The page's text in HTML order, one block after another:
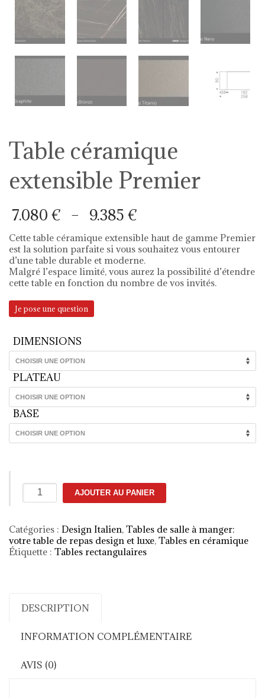
Table céramique
extensible Premier
7.080 € – 9.385 €
prix :
7.080 €
à
9.385 €
Cette table céramique extensible haut de gamme Premier
est la solution parfaite si vous souhaitez vous entourer
d’une table durable et moderne.
Malgré l’espace limité, vous aurez la possibilité d’étendre
cette table en fonction du nombre de vos invités.
Je pose une question
DIMENSIONS
PLATEAU
BASE
quantité
extensible
Premier
AJOUTER AU PANIER
Catégories : Design Italien, Tables de salle à manger:
votre table de repas design et luxe, Tables en céramique
Étiquette : Tables rectangulaires
DESCRIPTION
INFORMATION COMPLÉMENTAIRE
AVIS (0)